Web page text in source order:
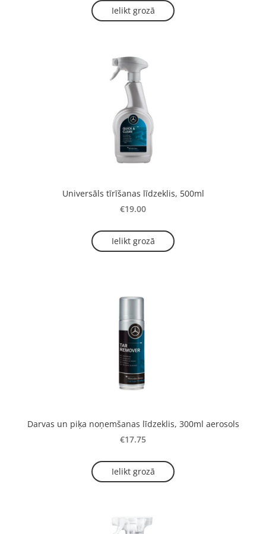
Ielikt grozā
Universāls tīrīšanas līdzeklis, 500ml
€19.00
Ielikt grozā
Darvas un piķa noņemšanas līdzeklis, 300ml aerosols
€17.75
Ielikt grozā